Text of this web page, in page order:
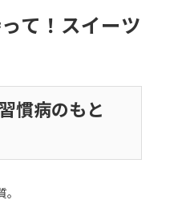
て！スイーツ
慣病のもと